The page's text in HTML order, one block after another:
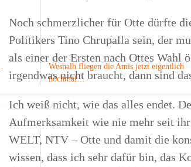
Weshalb fliegen die Amis jetzt eigentlich
nochmal…
Noch schmerzlicher für Otte dürfte
Politikers Tino Chrupalla sein, der
als einer der Ersten nach Ottes
irgendwas nicht braucht, dann sind
Ich weiß nicht, wie das alles endet.
Aufmerksamkeit wie nie mehr seit
WELT, NTV – Otte und damit die
wissen, dass ich sehr dafür bin, das